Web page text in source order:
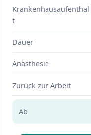
Krankenhausaufenthal
t
Dauer
Anästhesie
Zurück zur Arbeit
Ab